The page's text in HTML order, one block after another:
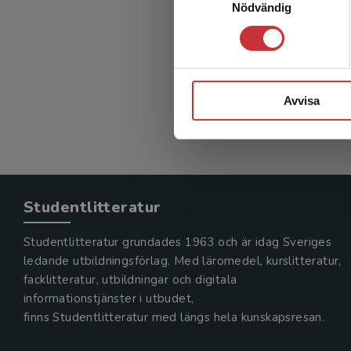
Nödvändig
Avvisa
Studentlitteratur
Studentlitteratur grundades 1963 och är idag Sveriges
ledande utbildningsförlag. Med läromedel, kurslitteratur,
facklitteratur, utbildningar och digitala
informationstjänster i utbudet,
finns Studentlitteratur med längs hela kunskapsresan.